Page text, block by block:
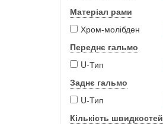
Матеріал рами
Хром-молібден
Переднє гальмо
U-Тип
Заднє гальмо
U-Тип
Кількість швидкостей